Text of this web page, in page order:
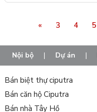
« 3 4 5
Nội bộ | Dự án |
Bán biệt thự ciputra
Bán căn hộ Ciputra
Bán nhà Tây Hồ